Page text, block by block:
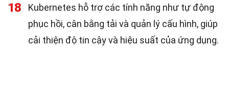
18
Kubernetes hỗ trợ các tính năng như tự động
phục hồi, cân bằng tải và quản lý cấu hình, giúp
cải thiện độ tin cậy và hiệu suất của ứng dụng.